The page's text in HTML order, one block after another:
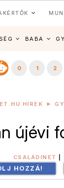
BABA
0 1 2
HÍREK
újévi
CSALÁDINET
HOZZÁ!